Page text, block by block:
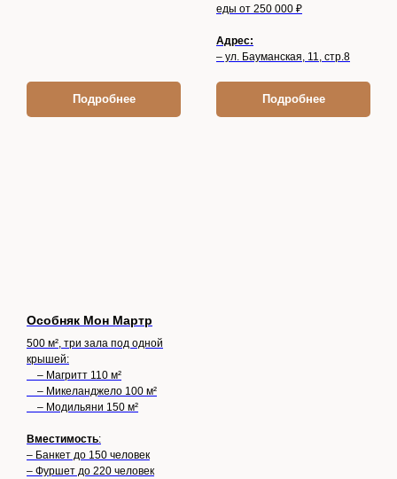
Подробнее
еды от 250 000 ₽
Адрес:
– ул. Бауманская, 11, стр.8
Подробнее
Особняк Мон Мартр
500 м², три зала под одной
крышей:
– Магритт 110 м²
– Микеланджело 100 м²
– Модильяни 150 м²
Вместимость:
– Банкет до 150 человек
– Фуршет до 220 человек